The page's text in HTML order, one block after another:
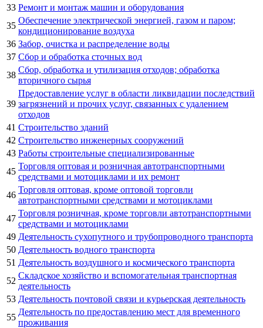
33 Ремонт и монтаж машин и оборудования
35
Обеспечение электрической энергией, газом и паром;
кондиционирование воздуха
36 Забор, очистка и распределение воды
37 Сбор и обработка сточных вод
38
Сбор, обработка и утилизация отходов; обработка
вторичного сырья
39
Предоставление услуг в области ликвидации последствий
загрязнений и прочих услуг, связанных с удалением
отходов
41 Строительство зданий
42 Строительство инженерных сооружений
43 Работы строительные специализированные
45
Торговля оптовая и розничная автотранспортными
средствами и мотоциклами и их ремонт
46
Торговля оптовая, кроме оптовой торговли
автотранспортными средствами и мотоциклами
47
Торговля розничная, кроме торговли автотранспортными
средствами и мотоциклами
49 Деятельность сухопутного и трубопроводного транспорта
50 Деятельность водного транспорта
51 Деятельность воздушного и космического транспорта
52
Складское хозяйство и вспомогательная транспортная
деятельность
53 Деятельность почтовой связи и курьерская деятельность
55
Деятельность по предоставлению мест для временного
проживания